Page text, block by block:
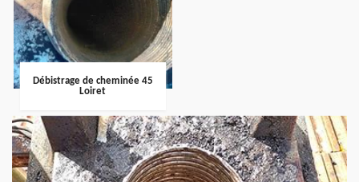
Débistrage de cheminée 45
Loiret